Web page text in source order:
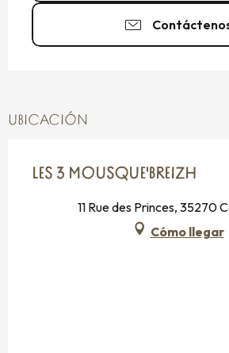
UBICACIÓN
LES 3 MOUSQUE'BREIZH
11 Rue des Princes, 35270
Cómo llegar